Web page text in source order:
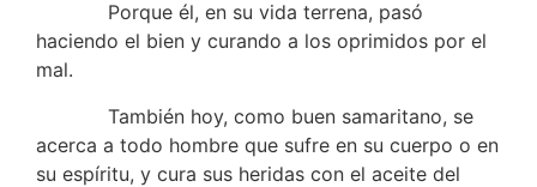
Porque él, en su vida terrena, pasó
haciendo el bien y curando a los oprimidos por el
mal.
También hoy, como buen samaritano, se
acerca a todo hombre que sufre en su cuerpo o en
su espíritu, y cura sus heridas con el aceite del